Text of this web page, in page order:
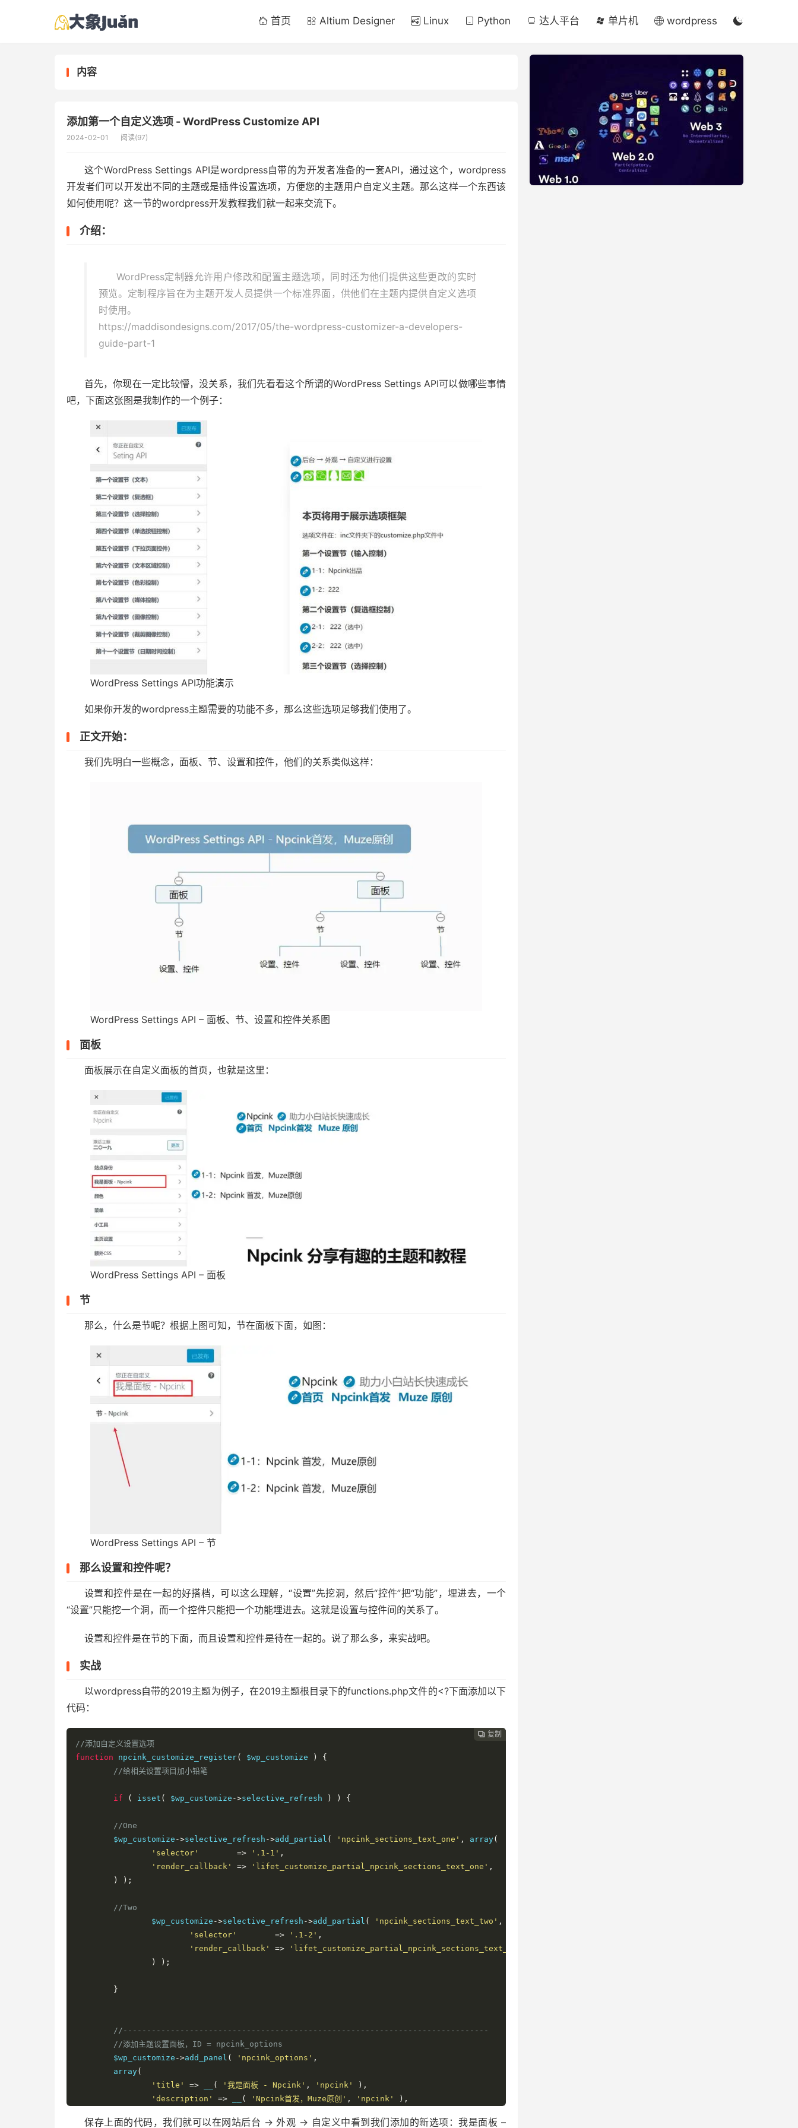
首页 Altium Designer Linux Python 达人平台 单片机 wordpress 
内容
添加第一个自定义选项 - WordPress Customize API
2024-02-01 阅读(97)
这个WordPress Settings API是wordpress自带的为开发者准备的一套API，通过这个，wordpress
开发者们可以开发出不同的主题或是插件设置选项，方便您的主题用户自定义主题。那么这样一个东西该
如何使用呢？这一节的wordpress开发教程我们就一起来交流下。
介绍：
WordPress定制器允许用户修改和配置主题选项，同时还为他们提供这些更改的实时
预览。定制程序旨在为主题开发人员提供一个标准界面，供他们在主题内提供自定义选项
时使用。
https://maddisondesigns.com/2017/05/the-wordpress-customizer-a-developers-
guide-part-1
首先，你现在一定比较懵，没关系，我们先看看这个所谓的WordPress Settings API可以做哪些事情
吧，下面这张图是我制作的一个例子：
WordPress Settings API功能演示
如果你开发的wordpress主题需要的功能不多，那么这些选项足够我们使用了。
正文开始：
我们先明白一些概念，面板、节、设置和控件，他们的关系类似这样：
WordPress Settings API – 面板、节、设置和控件关系图
面板
面板展示在自定义面板的首页，也就是这里：
WordPress Settings API – 面板
节
那么，什么是节呢？根据上图可知，节在面板下面，如图：
WordPress Settings API – 节
那么设置和控件呢？
设置和控件是在一起的好搭档，可以这么理解，“设置”先挖洞，然后“控件”把“功能”，埋进去，一个
“设置”只能挖一个洞，而一个控件只能把一个功能埋进去。这就是设置与控件间的关系了。
设置和控件是在节的下面，而且设置和控件是待在一起的。说了那么多，来实战吧。
实战
以wordpress自带的2019主题为例子，在2019主题根目录下的functions.php文件的<?下面添加以下
代码：
 复制
//添加自定义设置选项
function npcink_customize_register( $wp_customize )
{
//给相关设置项目加小铅笔
if ( isset ( $wp_customize ->selective_refresh ) ) {
//One
	$wp_customize
->selective_refresh ->add_partial ( 'npcink_sections_text_one' , array(
'selector'
=> '.1-1' ,
'render_callback'
=> 'lifet_customize_partial_npcink_sections_text_one' ,
)
);
//Two
		$wp_customize
->selective_refresh ->add_partial ( 'npcink_sections_text_two' ,
'selector'
=> '.1-2' ,
'render_callback'
=> 'lifet_customize_partial_npcink_sections_text_two'
)
);
}
//-----------------------------------------------------------------------------
//添加主题设置面板，ID = npcink_options
	$wp_customize
->add_panel ( 'npcink_options' ,
	array
(
'title'
=> ( '我是面板 - Npcink' , 'npcink'
),
'description'
=> ( 'Npcink首发，Muze原创' , 'npcink'
),
'capabitity'
=> 'edit_theme_options',
保存上面的代码，我们就可以在网站后台 → 外观 → 自定义中看到我们添加的新选项：我是面板 –